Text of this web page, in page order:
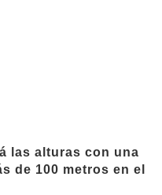
las alturas con una
de 100 metros en el